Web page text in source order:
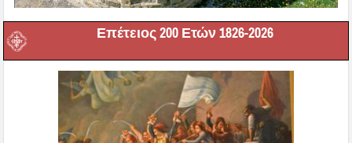
Επέτειος 200 Ετών 1826-2026